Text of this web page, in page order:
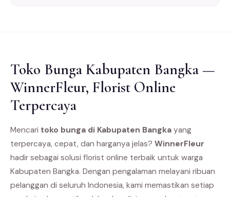
Toko Bunga Kabupaten Bangka —
WinnerFleur, Florist Online
Terpercaya
Mencari toko bunga di Kabupaten Bangka yang
terpercaya, cepat, dan harganya jelas? WinnerFleur
hadir sebagai solusi florist online terbaik untuk warga
Kabupaten Bangka. Dengan pengalaman melayani ribuan
pelanggan di seluruh Indonesia, kami memastikan setiap